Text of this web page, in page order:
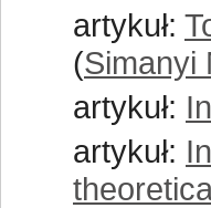
artykuł:
(Simanyi
artykuł:
artykuł: